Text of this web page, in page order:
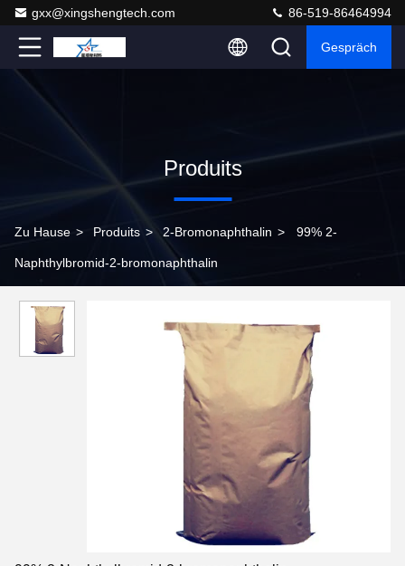
gxx@xingshengtech.com 86-519-86464994
Gespräch
Produits
Zu Hause > Produits > 2-Bromonaphthalin > 99% 2-
Naphthylbromid-2-bromonaphthalin